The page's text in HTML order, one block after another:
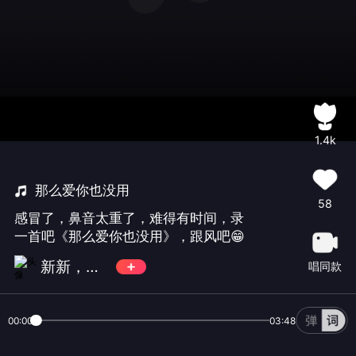
那么爱你也没用
感冒了，鼻音太重了，难得有时间，录
一首吧《那么爱你也没用》，跟风吧😁
新新，馨馨
1.4k
58
唱同款
00:00 03:48